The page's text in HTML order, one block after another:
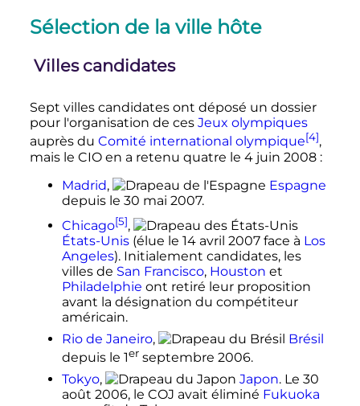
Sélection de la ville hôte
Villes candidates
Sept villes candidates ont déposé un dossier
pour l'organisation de ces Jeux olympiques
auprès du Comité international olympique[4],
mais le CIO en a retenu quatre le 4 juin 2008 :
Madrid,
Espagne
depuis le 30 mai 2007.
Chicago[5],
États-Unis(élue le 14 avril 2007face à Los
Angeles). Initialement candidates, les
villes de San Francisco, Houston et
Philadelphie ont retiré leur proposition
avant la désignation du compétiteur
américain.
Rio de Janeiro,
Brésil
depuis le 1er septembre 2006.
Tokyo, Japon. Le 30
août 2006, le COJ avait éliminé Fukuoka